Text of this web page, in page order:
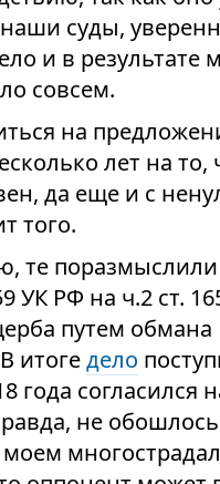
суды,
и в
совсем.
на
лет на то,
да еще и с
того.
те поразмыслили
УК РФ на ч.2 ст.
путем обмана
итогедело
года согласился
не обошлось
моем